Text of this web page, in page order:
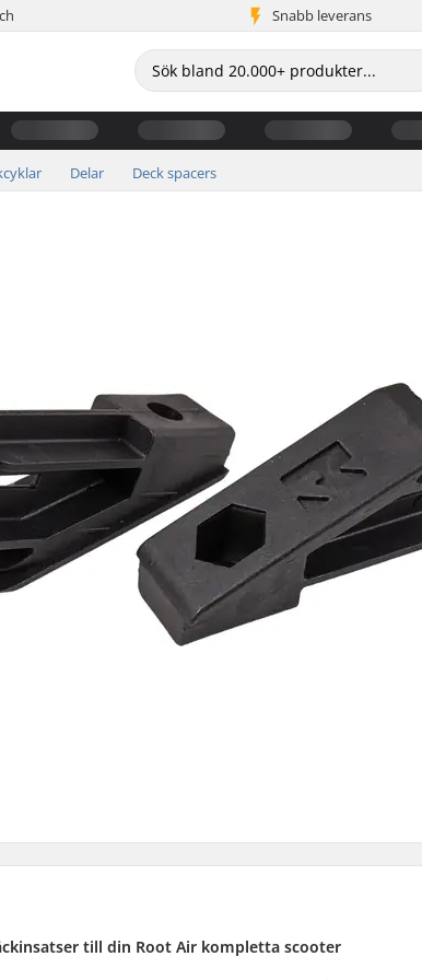
Snabb leverans
Delar Deck spacers
till din Root Air kompletta scooter